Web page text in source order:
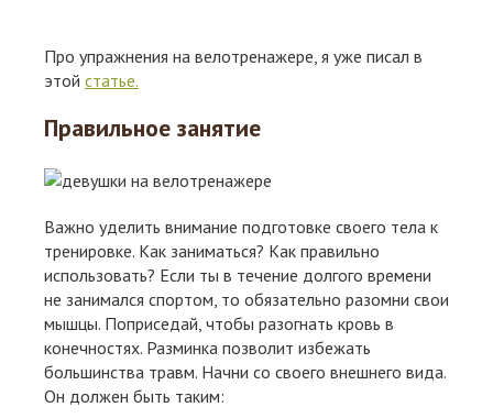
Про упражнения на велотренажере, я уже писал в
этой статье.
Правильное занятие
Важно уделить внимание подготовке своего тела к
тренировке. Как заниматься? Как правильно
использовать? Если ты в течение долгого времени
не занимался спортом, то обязательно разомни свои
мышцы. Поприседай, чтобы разогнать кровь в
конечностях. Разминка позволит избежать
большинства травм. Начни со своего внешнего вида.
Он должен быть таким: